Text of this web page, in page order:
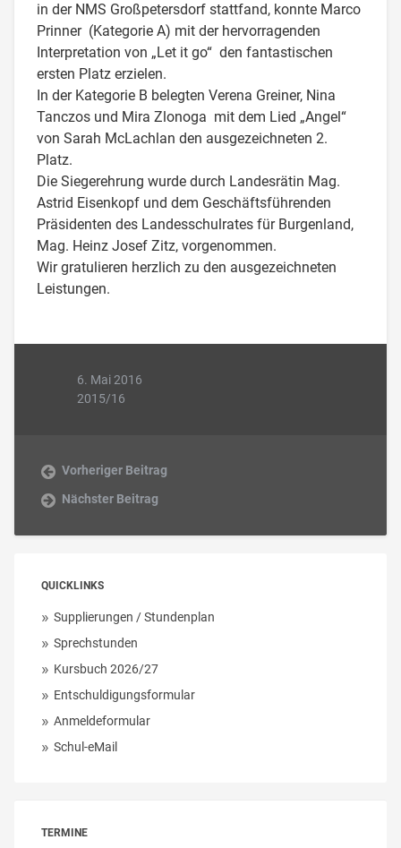
in der NMS Großpetersdorf stattfand, konnte Marco
Prinner (Kategorie A) mit der hervorragenden
Interpretation von „Let it go“ den fantastischen
ersten Platz erzielen.
In der Kategorie B belegten Verena Greiner, Nina
Tanczos und Mira Zlonoga mit dem Lied „Angel“
von Sarah McLachlan den ausgezeichneten 2.
Platz.
Die Siegerehrung wurde durch Landesrätin Mag.
Astrid Eisenkopf und dem Geschäftsführenden
Präsidenten des Landesschulrates für Burgenland,
Mag. Heinz Josef Zitz, vorgenommen.
Wir gratulieren herzlich zu den ausgezeichneten
Leistungen.
6. Mai 2016
2015/16
Vorheriger Beitrag
Nächster Beitrag
QUICKLINKS
Supplierungen / Stundenplan
Sprechstunden
Kursbuch 2026/27
Entschuldigungsformular
Anmeldeformular
Schul-eMail
TERMINE